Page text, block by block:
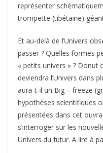
représenter
trompette (tibétaine)
Et au-delà de l’Univers
passer ? Quelles formes
« petits univers » ? Donut
deviendra l’Univers dans
aura-t-il un Big – freeze
hypothèses scientifiques
présentées dans cet
s’interroger sur les
Univers du futur. A lire à